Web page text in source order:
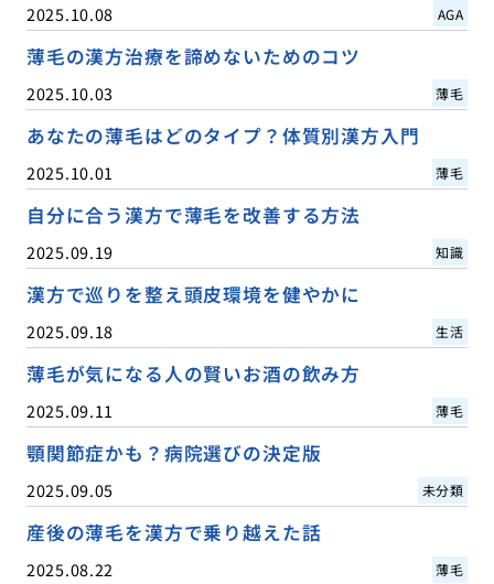
2025.10.08 AGA
薄毛の漢方治療を諦めないためのコツ
2025.10.03 薄毛
あなたの薄毛はどのタイプ？体質別漢方入門
2025.10.01 薄毛
自分に合う漢方で薄毛を改善する方法
2025.09.19 知識
漢方で巡りを整え頭皮環境を健やかに
2025.09.18 生活
薄毛が気になる人の賢いお酒の飲み方
2025.09.11 薄毛
顎関節症かも？病院選びの決定版
2025.09.05 未分類
産後の薄毛を漢方で乗り越えた話
2025.08.22 薄毛